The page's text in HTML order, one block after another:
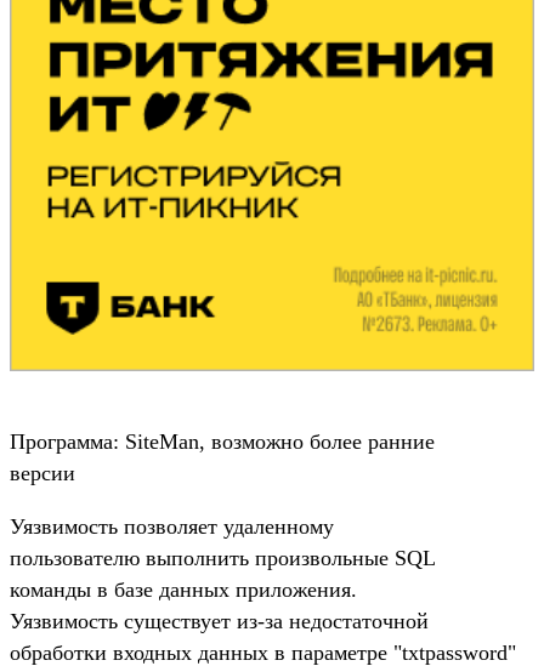
Программа: SiteMan, возможно более ранние
версии
Уязвимость позволяет удаленному
пользователю выполнить произвольные SQL
команды в базе данных приложения.
Уязвимость существует из-за недостаточной
обработки входных данных в параметре "txtpassword"